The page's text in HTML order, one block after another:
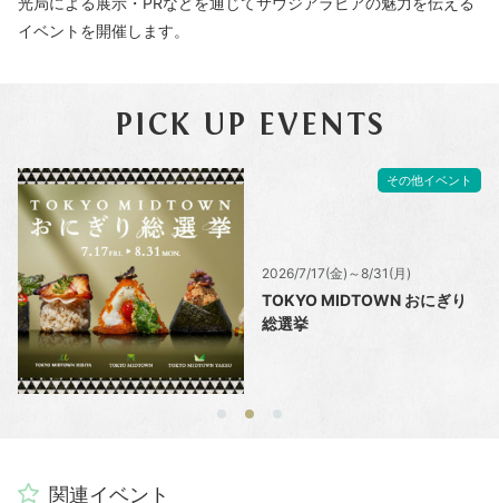
イベントを開催します。
PICK UP EVENTS
2026/7/17(金)～8/31(月)
TOKYO MIDTOWN おにぎり
総選挙
その他イベント
関連イベント